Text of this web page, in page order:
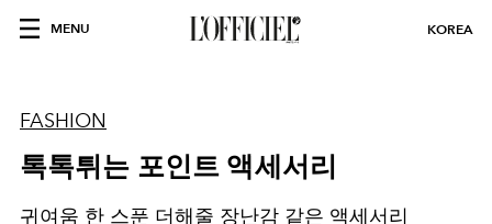
MENU KOREA
FASHION
톡톡튀는 포인트 액세서리
귀여움 한 스푼 더해줄 장난감 같은 액세서리